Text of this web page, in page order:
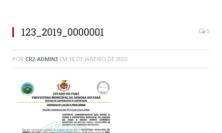
123_2019_0000001 0
POR CR2-ADMIN3 EM 18 DE JANEIRO DE 2022